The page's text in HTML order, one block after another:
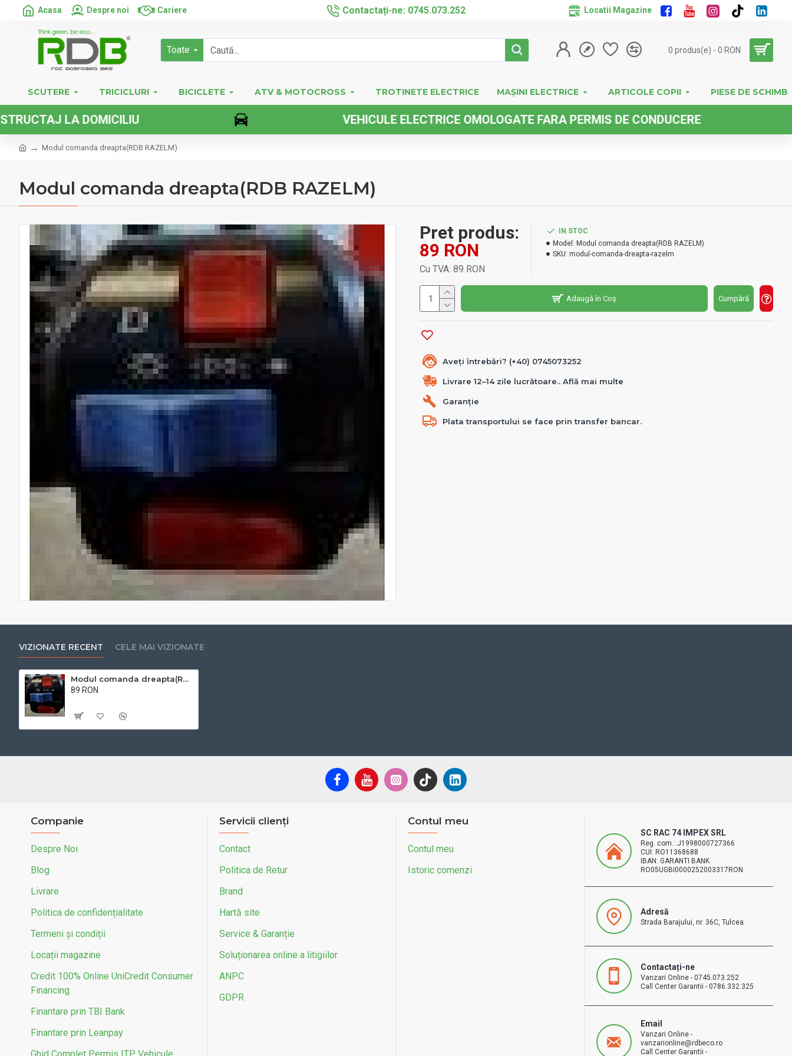
Acasa Despre noi Cariere Contactați-ne: 0745.073.252 Locatii Magazine
Toate 0 produs(e) - 0 RON
SCUTERE TRICICLURI BICICLETE ATV & MOTOCROSS TROTINETE ELECTRICE MAȘINI ELECTRICE ARTICOLE COPII PIESE DE SCHIMB
LA DOMICILIU VEHICULE ELECTRICE OMOLOGATE FARA PERMIS DE CONDUCERE
Modul comanda dreapta(RDB RAZELM)
Modul comanda dreapta(RDB RAZELM)
Pret produs:
89 RON
Cu TVA: 89 RON
IN STOC
Model: Modul comanda dreapta(RDB RAZELM)
SKU: modul-comanda-dreapta-razelm
Adaugă în Coș Cumpără
Aveți întrebări? (+40) 0745073252
Livrare 12–14 zile lucrătoare.. Află mai multe
Garanție
Plata transportului se face prin transfer bancar.
VIZIONATE RECENT CELE MAI VIZIONATE
Modul comanda dreapta(RDB RAZELM)
89 RON
Companie
Despre Noi
Blog
Livrare
Politica de confidențialitate
Termeni și condiții
Locații magazine
Credit 100% Online UniCredit Consumer
Financing
Finantare prin TBI Bank
Finantare prin Leanpay
Servicii clienți
Contact
Politica de Retur
Brand
Hartă site
Service & Garanție
Soluționarea online a litigiilor
ANPC
GDPR
Contul meu
Contul meu
Istoric comenzi
SC RAC 74 IMPEX SRL
Reg. com.: J1998000727366
CUI: RO11368688
IBAN: GARANTI BANK
RO05UGBI0000252003317RON
Adresă
Strada Barajului, nr. 36C, Tulcea
Contactați-ne
Vanzari Online - 0745.073.252
Call Center Garantii - 0786.332.325
Email
Vanzari Online -
vanzarionline@rdbeco.ro
Call Center Garantii -